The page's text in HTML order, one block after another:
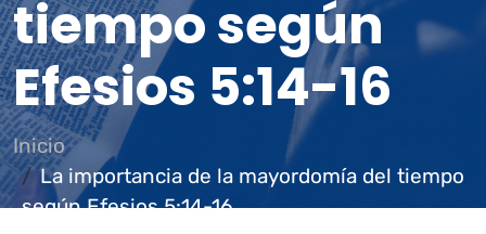
tiempo según
Efesios 5:14-16
Inicio
La importancia de la mayordomía del tiempo
según Efesios 5:14-16